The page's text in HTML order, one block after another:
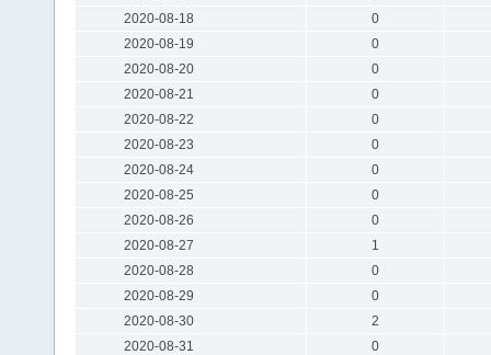
2020-08-18
0
2020-08-19
0
2020-08-20
0
2020-08-21
0
2020-08-22
0
2020-08-23
0
2020-08-24
0
2020-08-25
0
2020-08-26
0
2020-08-27
1
2020-08-28
0
2020-08-29
0
2020-08-30
2
2020-08-31
0